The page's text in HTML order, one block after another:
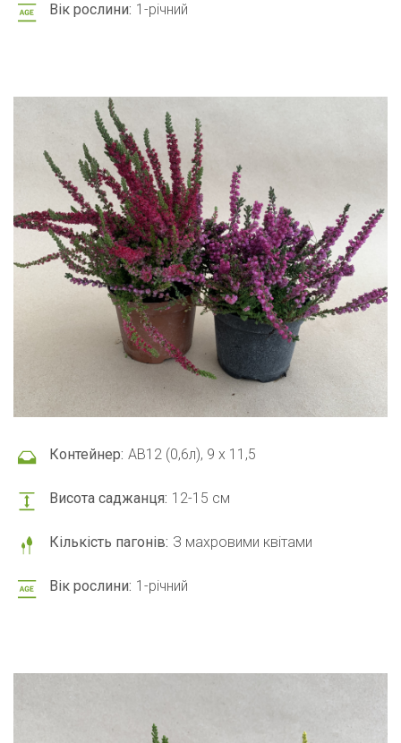
Вік рослини: 1-річний
Контейнер: АВ12 (0,6л), 9 x 11,5
Висота саджанця: 12-15 см
Кількість пагонів: З махровими квітами
Вік рослини: 1-річний